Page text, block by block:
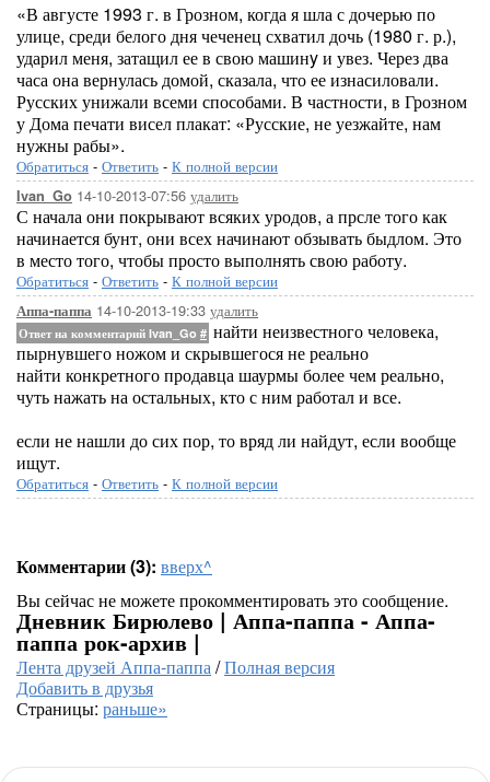
«В августе 1993 г. в Грозном, когда я шла с дочерью по
улице, среди белого дня чеченец схватил дочь (1980 г. р.),
ударил меня, затащил ее в свою машинy и увез. Через два
часа она вернулась домой, сказала, что ее изнасиловали.
Русских унижали всеми способами. В частности, в Грозном
у Дома печати висел плакат: «Русские, не уезжайте, нам
нужны рабы».
Обратиться - Ответить - К полной версии
Ivan_Go 14-10-2013-07:56 удалить
С начала они покрывают всяких уродов, а прсле того как
начинается бунт, они всех начинают обзывать быдлом. Это
в место того, чтобы просто выполнять свою работу.
Обратиться - Ответить - К полной версии
Аппа-паппа 14-10-2013-19:33 удалить
Ответ на комментарий Ivan_Go # найти неизвестного человека,
пырнувшего ножом и скрывшегося не реально
найти конкретного продавца шаурмы более чем реально,
чуть нажать на остальных, кто с ним работал и все.
если не нашли до сих пор, то вряд ли найдут, если вообще
ищут.
Обратиться - Ответить - К полной версии
Комментарии (3): вверх^
Вы сейчас не можете прокомментировать это сообщение.
Дневник Бирюлево | Аппа-паппа - Аппа-
паппа рок-архив |
Лента друзей Аппа-паппа/Полная версия
Добавить в друзья
Страницы: раньше»